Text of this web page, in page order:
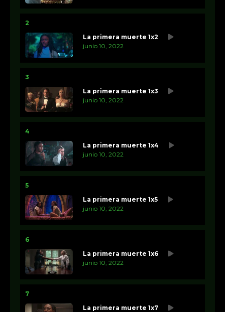
2
La primera muerte 1x2
junio 10, 2022
3
La primera muerte 1x3
junio 10, 2022
4
La primera muerte 1x4
junio 10, 2022
5
La primera muerte 1x5
junio 10, 2022
6
La primera muerte 1x6
junio 10, 2022
7
La primera muerte 1x7